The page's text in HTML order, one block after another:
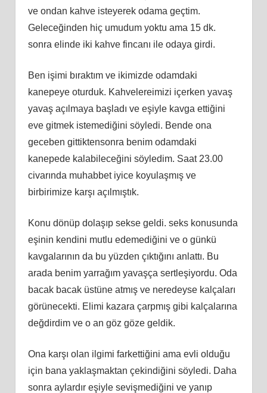
ve ondan kahve isteyerek odama geçtim.
Geleceğinden hiç umudum yoktu ama 15 dk.
sonra elinde iki kahve fincanı ile odaya girdi.
Ben işimi bıraktım ve ikimizde odamdaki
kanepeye oturduk. Kahvelereimizi içerken yavaş
yavaş açılmaya başladı ve eşiyle kavga ettiğini
eve gitmek istemediğini söyledi. Bende ona
geceben gittiktensonra benim odamdaki
kanepede kalabileceğini söyledim. Saat 23.00
civarında muhabbet iyice koyulaşmış ve
birbirimize karşı açılmıştık.
Konu dönüp dolaşıp sekse geldi. seks konusunda
eşinin kendini mutlu edemediğini ve o günkü
kavgalarının da bu yüzden çıktığını anlattı. Bu
arada benim yarrağım yavaşça sertleşiyordu. Oda
bacak bacak üstüne atmış ve neredeyse kalçaları
görünecekti. Elimi kazara çarpmış gibi kalçalarına
değdirdim ve o an göz göze geldik.
Ona karşı olan ilgimi farkettiğini ama evli olduğu
için bana yaklaşmaktan çekindiğini söyledi. Daha
sonra aylardır eşiyle sevişmediğini ve yanıp